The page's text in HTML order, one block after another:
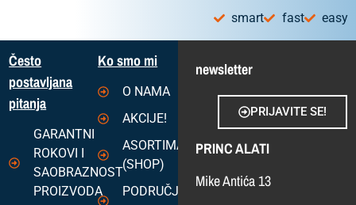
smart fast easy
Često
postavljana
pitanja
GARANTNI
ROKOVI I
SAOBRAZNOST
PROIZVODA
Ko smo mi
O NAMA
AKCIJE!
ASORTIMAN
(SHOP)
PODRUČJA
newsletter
PRIJAVITE SE!
PRINC ALATI
Mike Antića 13